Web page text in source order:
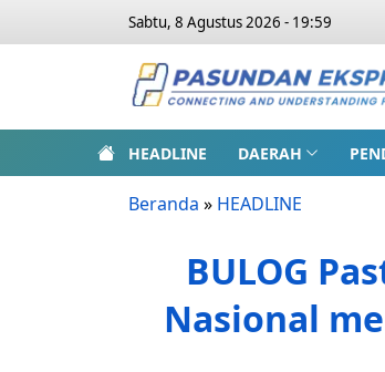
Sabtu, 8 Agustus 2026 - 19:59
HEADLINE DAERAH
Beranda » HEADLINE
BULOG
Nasional